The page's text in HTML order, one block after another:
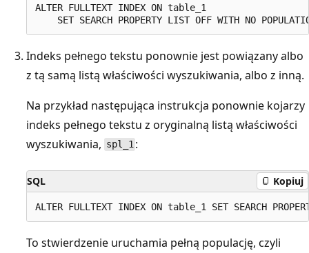
ALTER FULLTEXT INDEX ON table_1
Indeks pełnego tekstu ponownie jest powiązany albo
z tą samą listą właściwości wyszukiwania, albo z inną.
Na przykład następująca instrukcja ponownie kojarzy
indeks pełnego tekstu z oryginalną listą właściwości
wyszukiwania, spl_1 :
SQL Kopiuj
To stwierdzenie uruchamia pełną populację, czyli